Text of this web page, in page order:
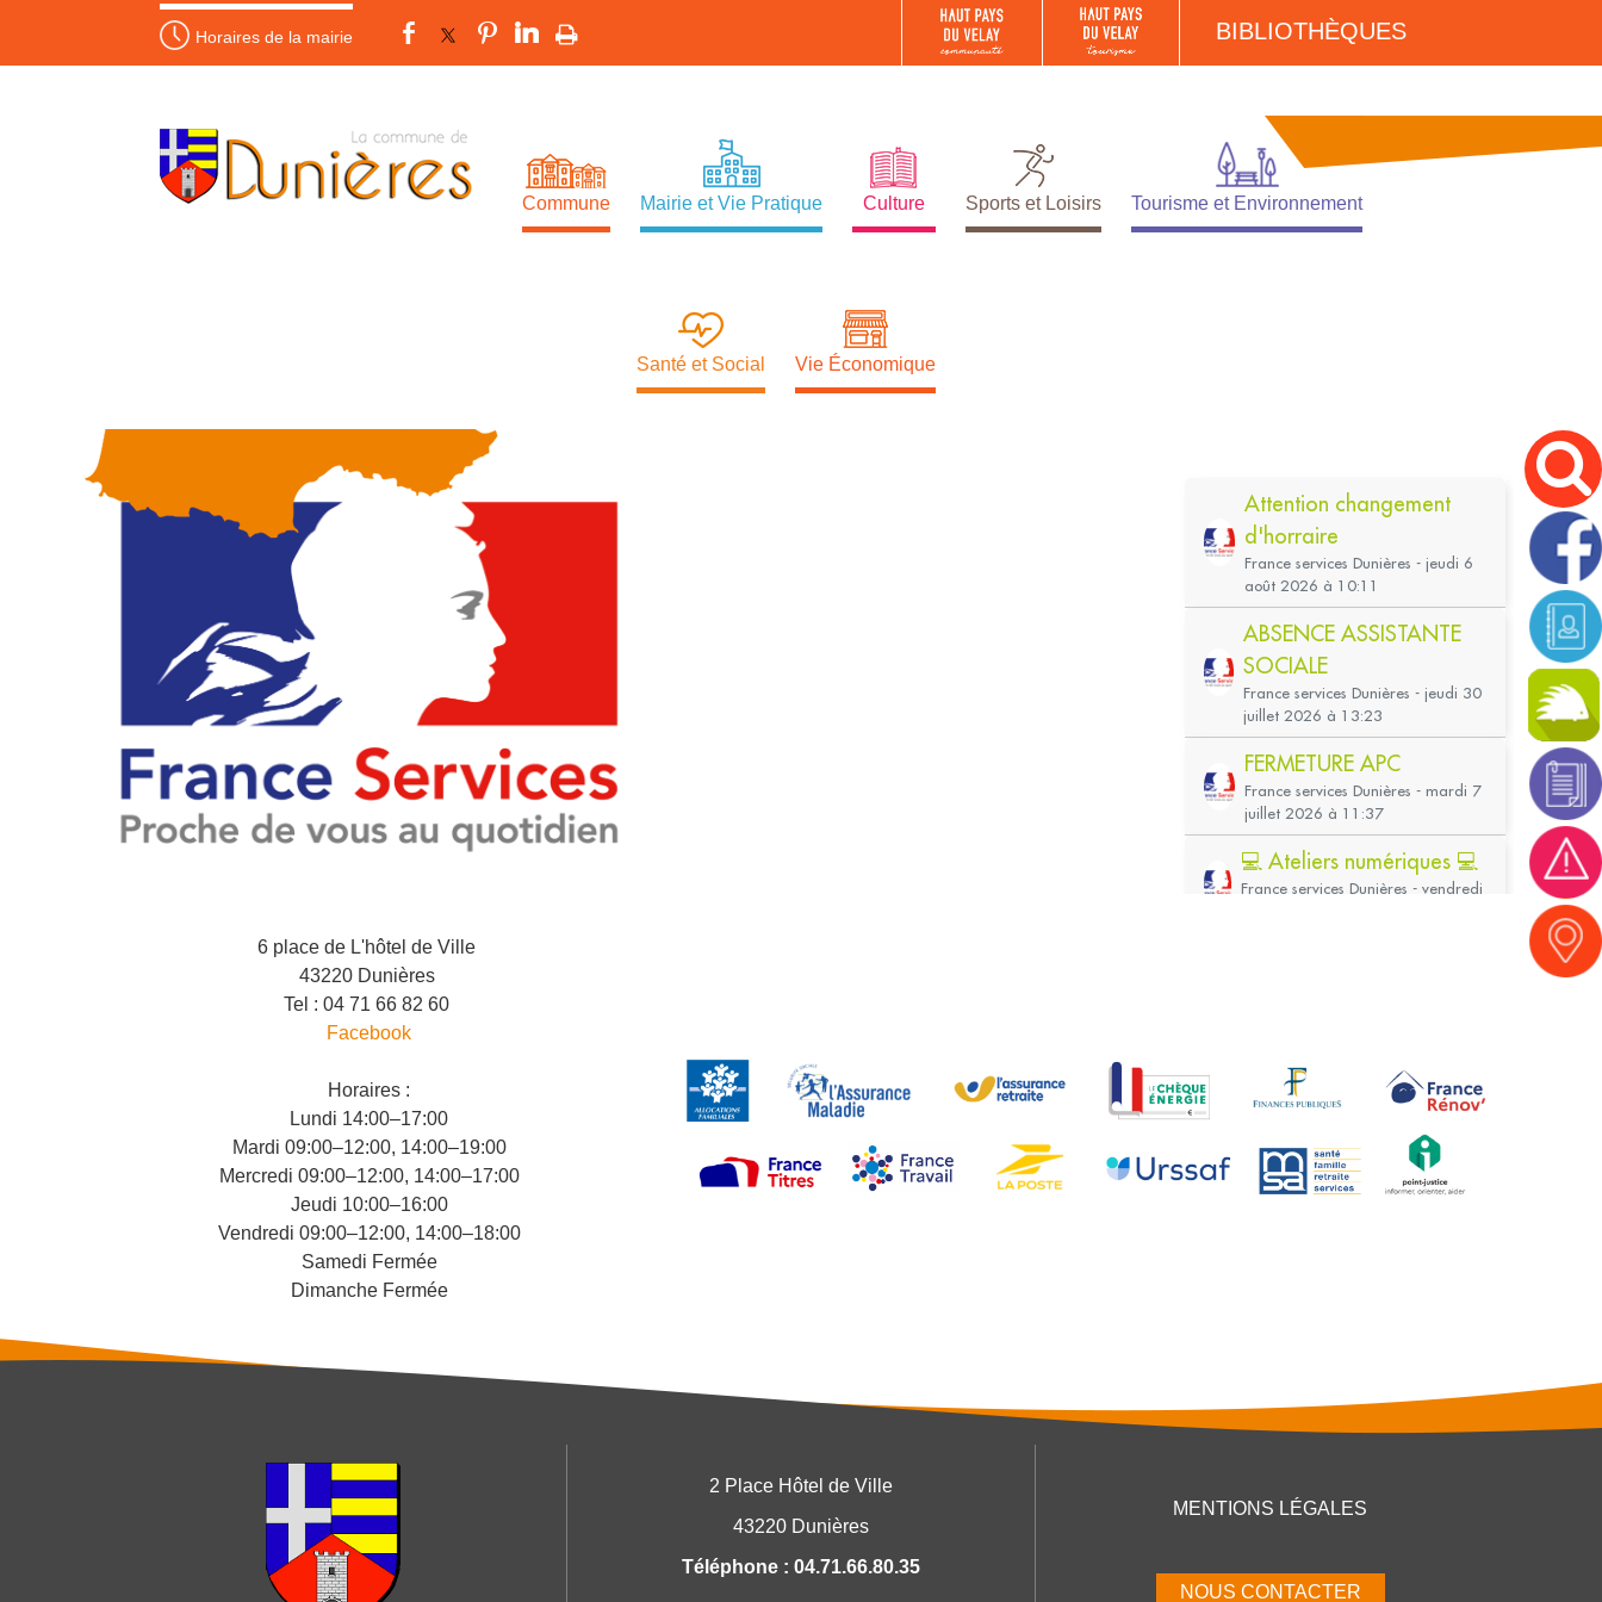
Horaires de la mairie BIBLIOTHÈQUES
Commune Mairie et Vie Pratique Culture Sports et Loisirs Tourisme et Environnement
Santé et Social Vie Économique
6 place de L'hôtel de Ville
43220 Dunières
Tel : 04 71 66 82 60
Facebook
Horaires :
Lundi 14:00–17:00
Mardi 09:00–12:00, 14:00–19:00
Mercredi 09:00–12:00, 14:00–17:00
Jeudi 10:00–16:00
Vendredi 09:00–12:00, 14:00–18:00
Samedi Fermée
Dimanche Fermée
2 Place Hôtel de Ville
43220 Dunières
Téléphone : 04.71.66.80.35
MENTIONS LÉGALES
NOUS CONTACTER